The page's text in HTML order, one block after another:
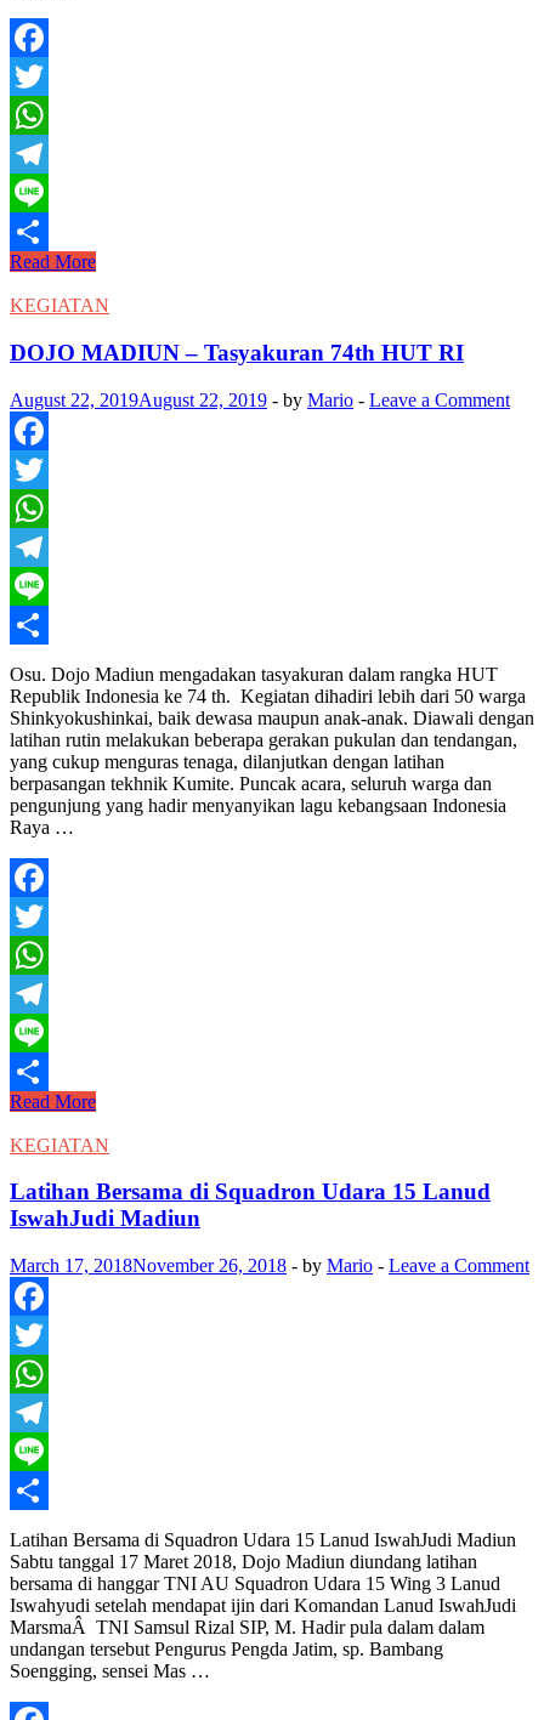
Facebook
Twitter
WhatsApp
Telegram
Line
Share
MENGHADAPI
COVID-
DOJO
MADIUN
LATIHAN
SECARA
ONLINE
Read More
KEGIATAN
DOJO MADIUN – Tasyakuran 74th HUT RI
August 22, 2019August 22, 2019 - by Mario - Leave a Comment
Facebook
Twitter
WhatsApp
Telegram
Line
Share
Osu. Dojo Madiun mengadakan tasyakuran dalam rangka HUT
Republik Indonesia ke 74 th. Kegiatan dihadiri lebih dari 50 warga
Shinkyokushinkai, baik dewasa maupun anak-anak. Diawali dengan
latihan rutin melakukan beberapa gerakan pukulan dan tendangan,
yang cukup menguras tenaga, dilanjutkan dengan latihan
berpasangan tekhnik Kumite. Puncak acara, seluruh warga dan
pengunjung yang hadir menyanyikan lagu kebangsaan Indonesia
Raya …
Facebook
Twitter
WhatsApp
Telegram
Line
Share
DOJO
–
74th
HUT
RI
Read More
KEGIATAN
Latihan Bersama di Squadron Udara 15 Lanud
IswahJudi Madiun
March 17, 2018November 26, 2018 - by Mario - Leave a Comment
Facebook
Twitter
WhatsApp
Telegram
Line
Share
Latihan Bersama di Squadron Udara 15 Lanud IswahJudi Madiun
Sabtu tanggal 17 Maret 2018, Dojo Madiun diundang latihan
bersama di hanggar TNI AU Squadron Udara 15 Wing 3 Lanud
Iswahyudi setelah mendapat ijin dari Komandan Lanud IswahJudi
MarsmaÂ TNI Samsul Rizal SIP, M. Hadir pula dalam dalam
undangan tersebut Pengurus Pengda Jatim, sp. Bambang
Soengging, sensei Mas …